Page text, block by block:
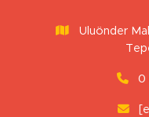
Uluönder
0